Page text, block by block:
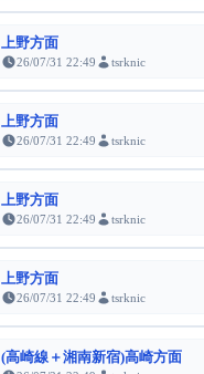
上野方面
26/07/31 22:49 tsrknic
上野方面
26/07/31 22:49 tsrknic
上野方面
26/07/31 22:49 tsrknic
上野方面
26/07/31 22:49 tsrknic
(高崎線＋湘南新宿)高崎方面